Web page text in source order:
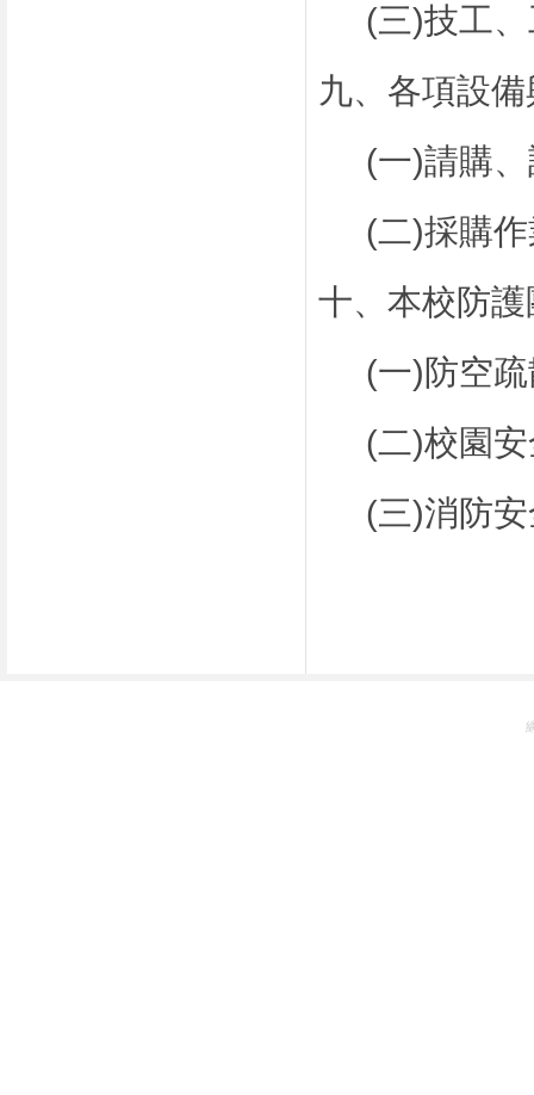
(三)技工
九、各項設
(一)請購
(二)採購
十、本校防
(一)防空
(二)校園
(三)消防